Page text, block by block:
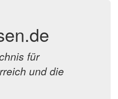
für
und die